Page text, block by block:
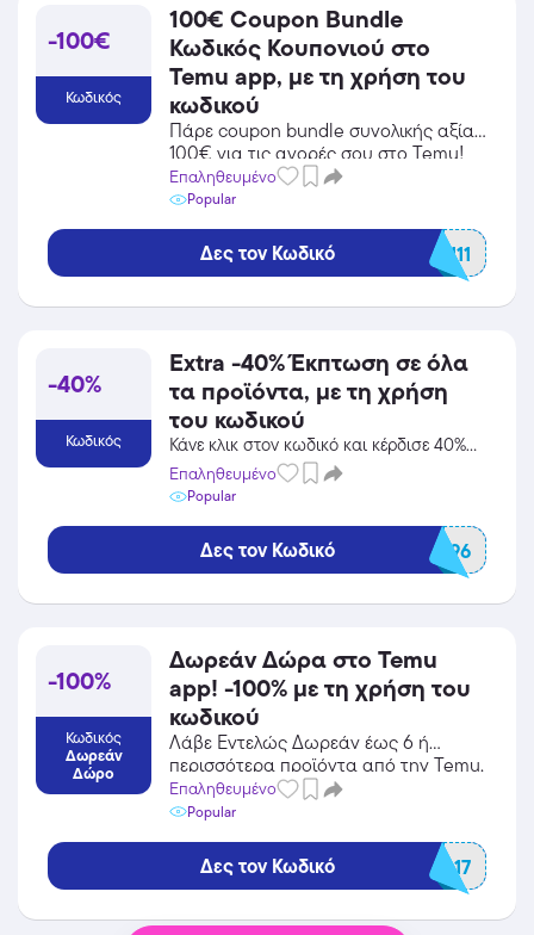
-100€
Κωδικός
100€ Coupon Bundle
Κωδικός Κουπονιού στο
Temu app, με τη χρήση του
κωδικού
Πάρε coupon bundle συνολικής αξίας
100€ για τις αγορές σου στο Temu!
Ισχύει για Ελλάδα & Κύπρο! Κέρδισε
επιπλέον από τις ήδη μειωμένες τιμές
Επαληθευμένο
Popular
Δες τον Κωδικό ala090111
-40%
Κωδικός
Extra -40% Έκπτωση σε όλα
τα προϊόντα, με τη χρήση
του κωδικού
Κάνε κλικ στον κωδικό και κέρδισε 40%
από το Temu στην κατηγορία
Πολυκαταστήματα!
Επαληθευμένο
Popular
Δες τον Κωδικό ala042396
-100%
Κωδικός
Δωρεάν
Δώρο
Δωρεάν Δώρα στο Temu
app! -100% με τη χρήση του
κωδικού
Λάβε Εντελώς Δωρεάν έως 6 ή
περισσότερα προϊόντα από την Temu,
100% έκπτωση για περιορισμένο
χρονικό διάστημα.
Επαληθευμένο
Popular
Δες τον Κωδικό frs07017